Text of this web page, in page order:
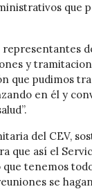
que
y
que pudimos
en él y
del CEV,
que así el
tenemos
se